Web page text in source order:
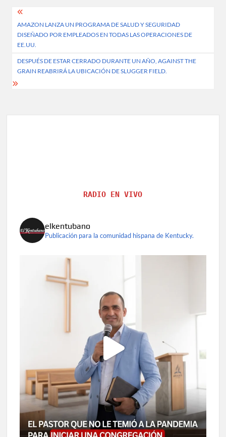
Post
navigation
AMAZON LANZA UN PROGRAMA DE SALUD Y SEGURIDAD
DISEÑADO POR EMPLEADOS EN TODAS LAS OPERACIONES DE
EE.UU.
DESPUÉS DE ESTAR CERRADO DURANTE UN AÑO, AGAINST THE
GRAIN REABRIRÁ LA UBICACIÓN DE SLUGGER FIELD.
RADIO EN VIVO
elkentubano
Publicación para la comunidad hispana de Kentucky.